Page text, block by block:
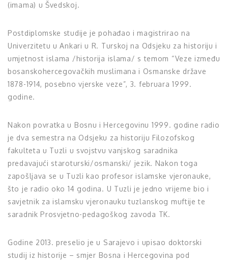
(imama) u Švedskoj.
Postdiplomske studije je pohađao i magistrirao na
Univerzitetu u Ankari u R. Turskoj na Odsjeku za historiju i
umjetnost islama /historija islama/ s temom “Veze između
bosanskohercegovačkih muslimana i Osmanske države
1878-1914, posebno vjerske veze”, 3. februara 1999.
godine.
Nakon povratka u Bosnu i Hercegovinu 1999. godine radio
je dva semestra na Odsjeku za historiju Filozofskog
fakulteta u Tuzli u svojstvu vanjskog saradnika
predavajući staroturski/osmanski/ jezik. Nakon toga
zapošljava se u Tuzli kao profesor islamske vjeronauke,
što je radio oko 14 godina. U Tuzli je jedno vrijeme bio i
savjetnik za islamsku vjeronauku tuzlanskog muftije te
saradnik Prosvjetno-pedagoškog zavoda TK.
Godine 2013. preselio je u Sarajevo i upisao doktorski
studij iz historije – smjer Bosna i Hercegovina pod